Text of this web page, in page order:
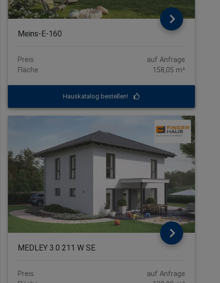
Meins-E-160
Preis
auf Anfrage
Fläche
158,05 m²
Hauskatalog bestellen!
MEDLEY 3.0 211 W SE
Preis
auf Anfrage